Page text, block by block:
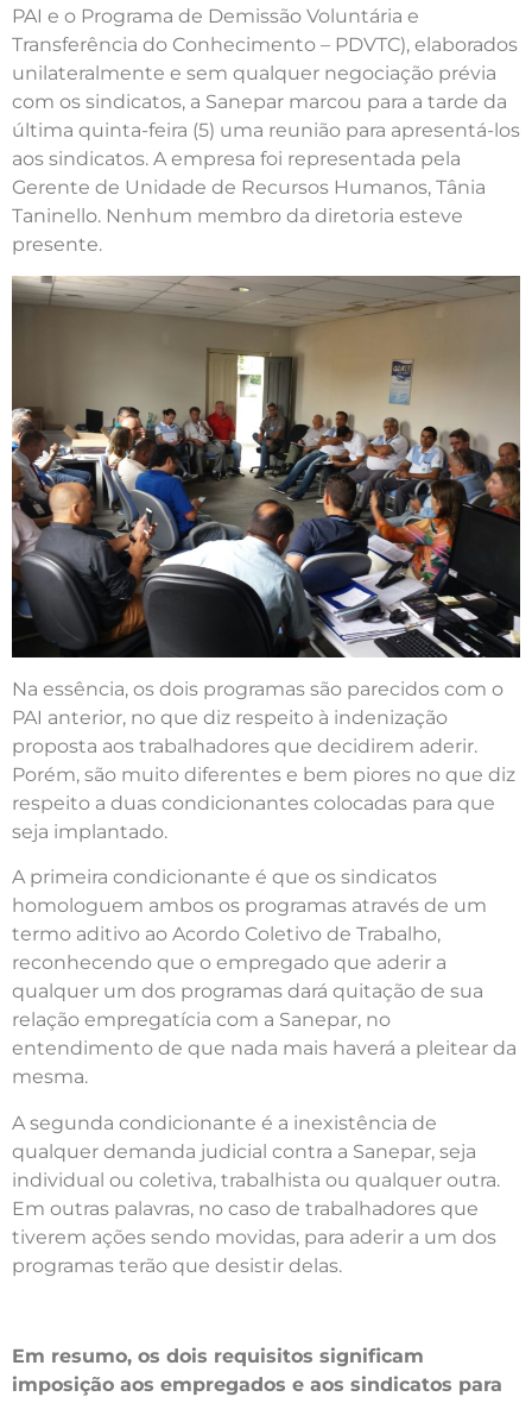
PAI e o Programa de Demissão Voluntária e
Transferência do Conhecimento – PDVTC), elaborados
unilateralmente e sem qualquer negociação prévia
com os sindicatos, a Sanepar marcou para a tarde da
última quinta-feira (5) uma reunião para apresentá-los
aos sindicatos. A empresa foi representada pela
Gerente de Unidade de Recursos Humanos, Tânia
Taninello. Nenhum membro da diretoria esteve
presente.
Na essência, os dois programas são parecidos com o
PAI anterior, no que diz respeito à indenização
proposta aos trabalhadores que decidirem aderir.
Porém, são muito diferentes e bem piores no que diz
respeito a duas condicionantes colocadas para que
seja implantado.
A primeira condicionante é que os sindicatos
homologuem ambos os programas através de um
termo aditivo ao Acordo Coletivo de Trabalho,
reconhecendo que o empregado que aderir a
qualquer um dos programas dará quitação de sua
relação empregatícia com a Sanepar, no
entendimento de que nada mais haverá a pleitear da
mesma.
A segunda condicionante é a inexistência de
qualquer demanda judicial contra a Sanepar, seja
individual ou coletiva, trabalhista ou qualquer outra.
Em outras palavras, no caso de trabalhadores que
tiverem ações sendo movidas, para aderir a um dos
programas terão que desistir delas.
Em resumo, os dois requisitos significam
imposição aos empregados e aos sindicatos para